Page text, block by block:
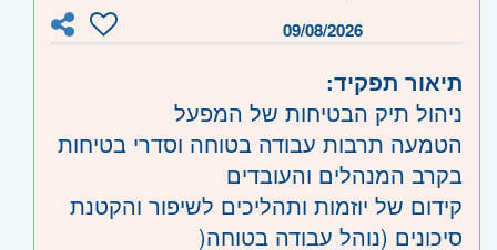
09/08/2026
תיאור תפקיד:
ניהול תיק הבטיחות של המפעל
הטמעה תרבות עבודה בטוחה וסדרי בטיחות
בקרב המנהלים והעובדים
קידום של יוזמות ותהליכים לשיפור והקטנת
סיכונים (נוהל עבודה בטוחה(